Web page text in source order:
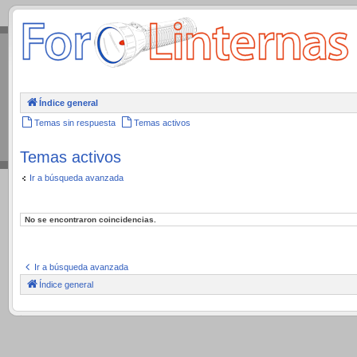
.
Índice general
Temas sin respuesta Temas activos
Temas activos
Ir a búsqueda avanzada
No se encontraron coincidencias.
Ir a búsqueda avanzada
Índice general
.